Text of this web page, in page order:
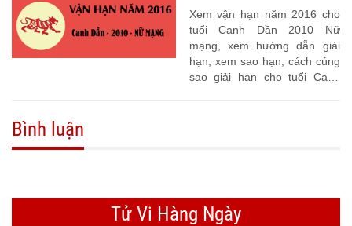
Xem vận hạn năm 2016 cho
tuổi Canh Dần 2010 Nữ
mạng, xem hướng dẫn giải
hạn, xem sao hạn, cách cúng
sao giải hạn cho tuổi Canh
Bình luận
Tử Vi Hàng Ngày